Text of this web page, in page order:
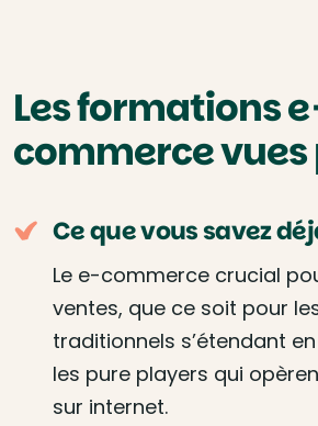
Les formations
commerce
Ce que vous savez
Le e-commerce crucial
ventes, que ce soit pour
traditionnels s’étendant
les pure players qui
sur internet.